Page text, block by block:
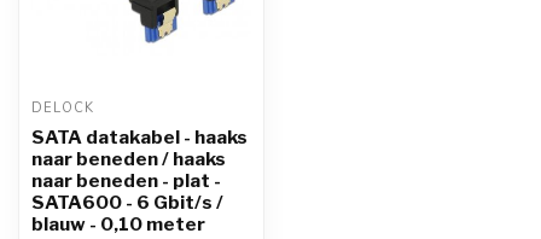
DELOCK
SATA datakabel - haaks
naar beneden / haaks
naar beneden - plat -
SATA600 - 6 Gbit/s /
blauw - 0,10 meter